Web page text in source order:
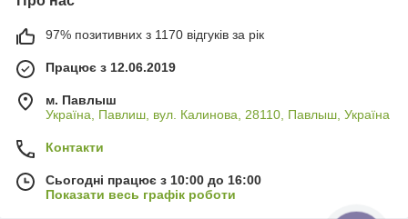
97% позитивних з 1170 відгуків за рік
Працює з 12.06.2019
м. Павлыш
Україна, Павлиш, вул. Калинова, 28110, Павлыш, Україна
Контакти
Сьогодні працює з 10:00 до 16:00
Показати весь графік роботи